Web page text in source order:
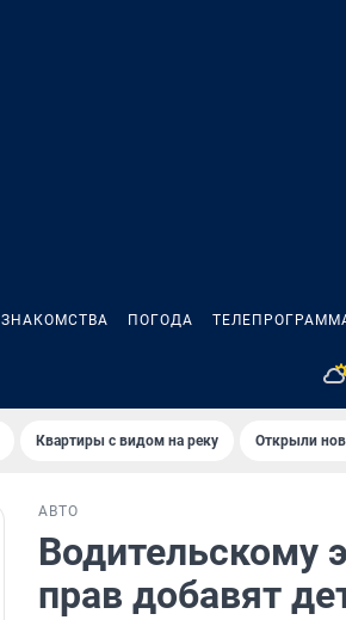
ЗНАКОМСТВА ПОГОДА
Квартиры с видом на реку Открыли
АВТО
Водительскому
прав добавят